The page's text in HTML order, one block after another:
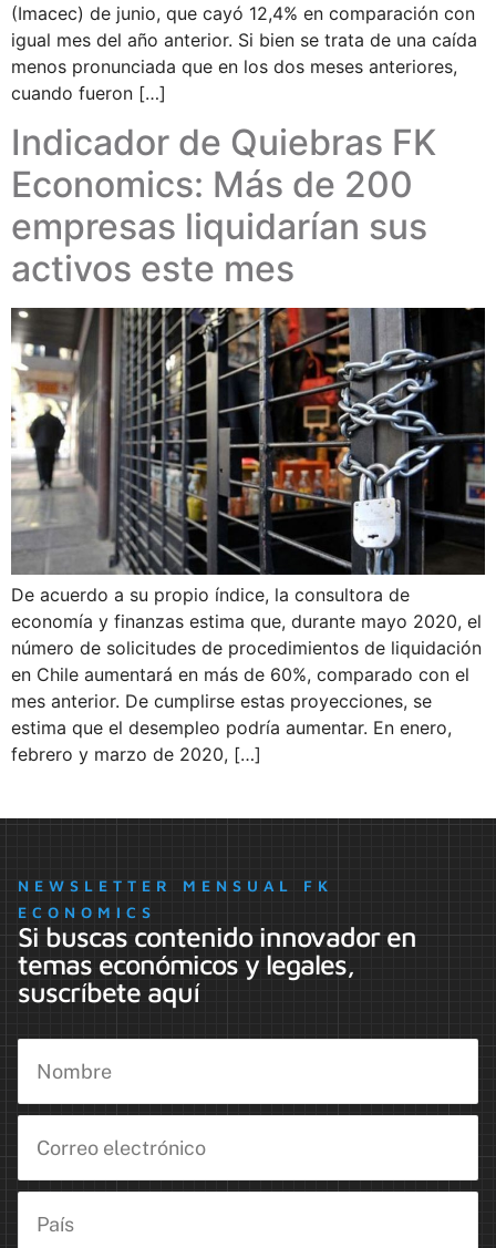
(Imacec) de junio, que cayó 12,4% en comparación con
igual mes del año anterior. Si bien se trata de una caída
menos pronunciada que en los dos meses anteriores,
cuando fueron […]
Indicador de Quiebras FK
Economics: Más de 200
empresas liquidarían sus
activos este mes
De acuerdo a su propio índice, la consultora de
economía y finanzas estima que, durante mayo 2020, el
número de solicitudes de procedimientos de liquidación
en Chile aumentará en más de 60%, comparado con el
mes anterior. De cumplirse estas proyecciones, se
estima que el desempleo podría aumentar. En enero,
febrero y marzo de 2020, […]
NEWSLETTER MENSUAL FK
ECONOMICS
Si buscas contenido innovador en
temas económicos y legales,
suscríbete aquí